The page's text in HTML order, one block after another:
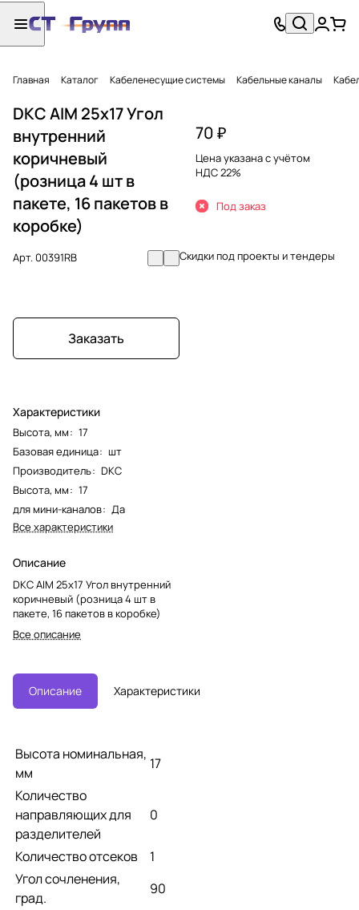
Главная Каталог Кабеленесущие системы Кабельные каналы
DKC AIM 25x17 Угол
внутренний
коричневый
(розница 4 шт в
пакете, 16 пакетов в
коробке)
Арт.00391RB
Заказать
Характеристики
Высота, мм: 17
Базовая единица: шт
Производитель: DKC
Высота, мм: 17
для мини-каналов: Да
Все характеристики
Описание
DKC AIM 25x17 Угол внутренний
коричневый (розница 4 шт в
пакете, 16 пакетов в коробке)
Все описание
70 ₽
Цена указана с учётом
НДС 22%
Под заказ
Скидки под проекты и тендеры
Описание Характеристики
Высота номинальная,
мм
17
Количество
направляющих для
разделителей
0
Количество отсеков
1
Угол сочленения,
град.
90